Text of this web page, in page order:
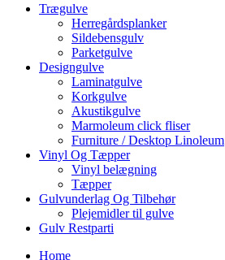
Trægulve
Herregårdsplanker
Sildebensgulv
Parketgulve
Designgulve
Laminatgulve
Korkgulve
Akustikgulve
Marmoleum click fliser
Furniture / Desktop Linoleum
Vinyl Og Tæpper
Vinyl belægning
Tæpper
Gulvunderlag Og Tilbehør
Plejemidler til gulve
Gulv Restparti
Home